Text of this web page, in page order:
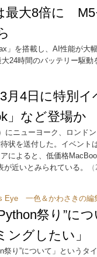
最大8倍に M5
」を搭載し、AI性能が大
24時間のバッテリー駆動
月4日に特別
」など登場か
にニューヨーク、ロンド
状を送付した。イベン
によると、低価格
近いとみられている。
Eye 一色＆かわさきの編
祭り”に
ングしたい」
祭り”について」という